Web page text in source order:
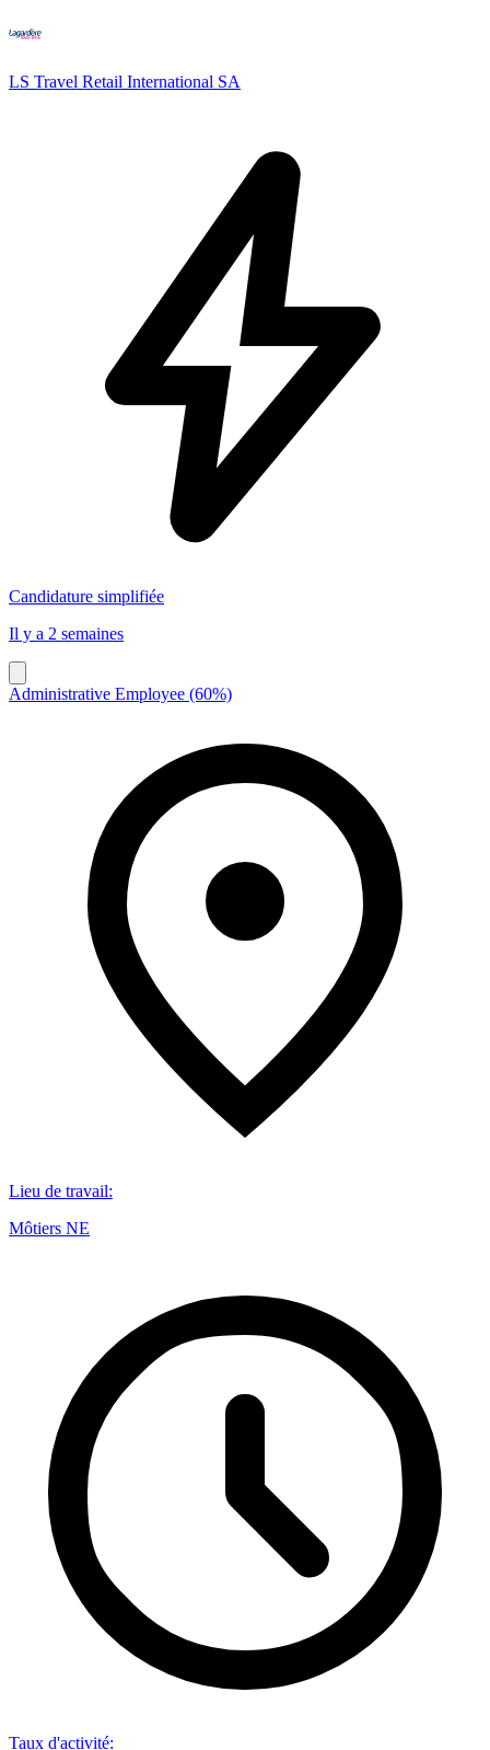
LS Travel Retail International SA
Candidature simplifiée
Il y a 2 semaines
Administrative Employee (60%)
Lieu de travail:
Môtiers NE
Taux d'activité: